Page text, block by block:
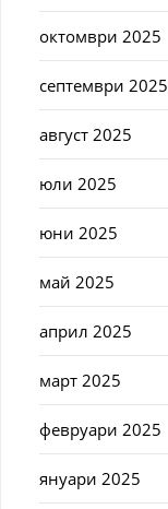
октомври 2025
септември 2025
август 2025
юли 2025
юни 2025
май 2025
април 2025
март 2025
февруари 2025
януари 2025